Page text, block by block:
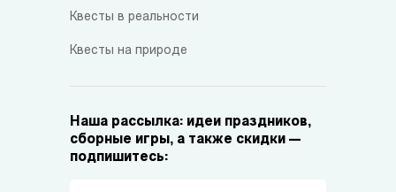
Квесты в реальности
Квесты на природе
Наша рассылка: идеи праздников,
сборные игры, а также скидки —
подпишитесь: